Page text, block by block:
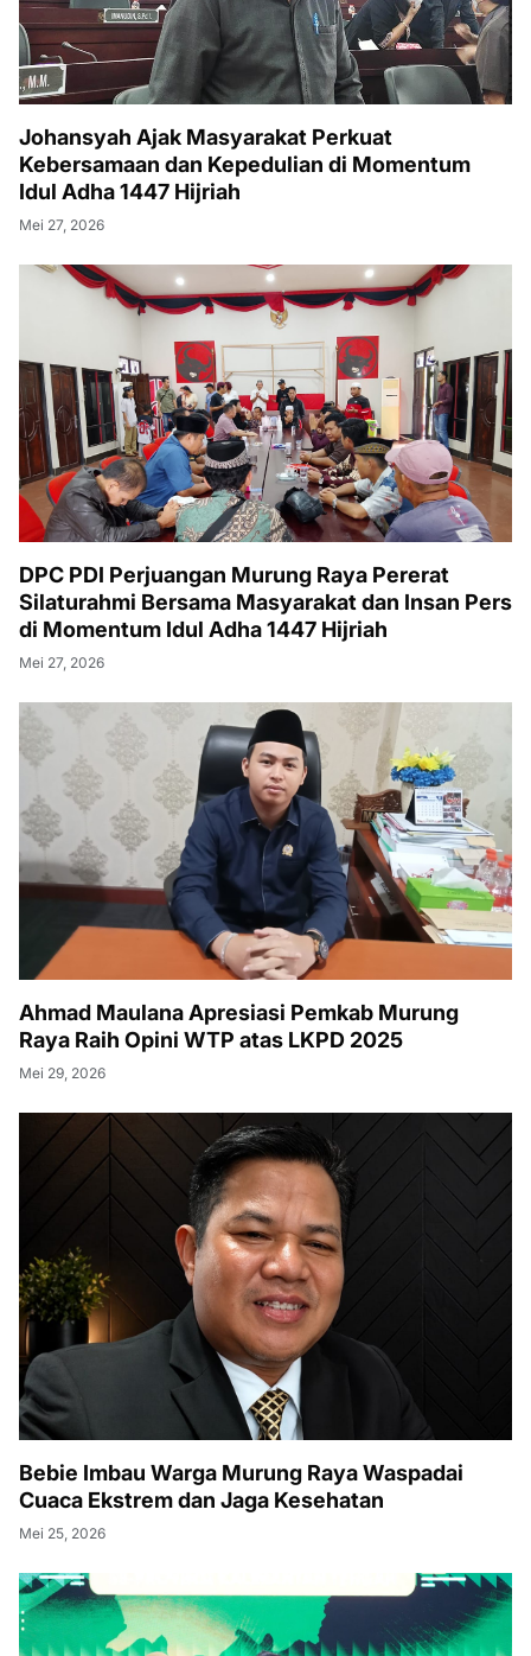
Johansyah Ajak Masyarakat Perkuat
Kebersamaan dan Kepedulian di Momentum
Idul Adha 1447 Hijriah
Mei 27, 2026
DPC PDI Perjuangan Murung Raya Pererat
Silaturahmi Bersama Masyarakat dan Insan Pers
di Momentum Idul Adha 1447 Hijriah
Mei 27, 2026
Ahmad Maulana Apresiasi Pemkab Murung
Raya Raih Opini WTP atas LKPD 2025
Mei 29, 2026
Bebie Imbau Warga Murung Raya Waspadai
Cuaca Ekstrem dan Jaga Kesehatan
Mei 25, 2026